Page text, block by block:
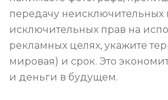
передачу неисключительных
исключительных прав на
рекламных целях, укажите
мировая) и срок. Это
и деньги в будущем.